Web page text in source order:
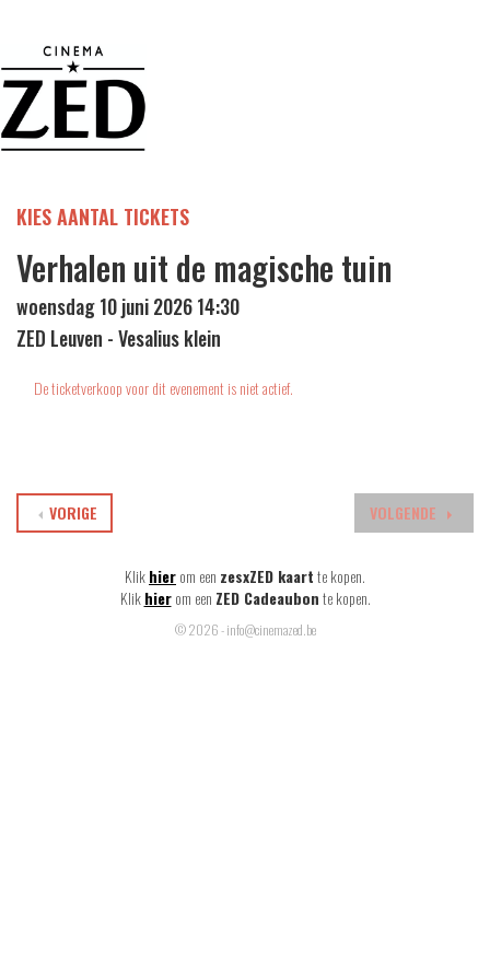
KIES AANTAL TICKETS
Verhalen uit de magische tuin
woensdag 10 juni 2026 14:30
ZED Leuven - Vesalius klein
De ticketverkoop voor dit evenement is niet actief.
VOLGENDE
VORIGE
Klikhierom een zesxZED kaartte kopen.
Klik hier om een ZED Cadeaubonte kopen.
© 2026 - info@cinemazed.be